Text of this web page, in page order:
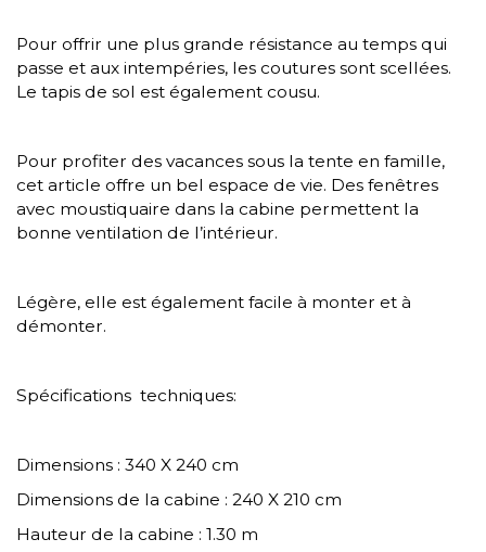
Pour offrir une plus grande résistance au temps qui
passe et aux intempéries, les coutures sont scellées.
Le tapis de sol est également cousu.
Pour profiter des vacances sous la tente en famille,
cet article offre un bel espace de vie. Des fenêtres
avec moustiquaire dans la cabine permettent la
bonne ventilation de l’intérieur.
Légère, elle est également facile à monter et à
démonter.
Spécifications techniques:
Dimensions : 340 X 240 cm
Dimensions de la cabine : 240 X 210 cm
Hauteur de la cabine : 1.30 m